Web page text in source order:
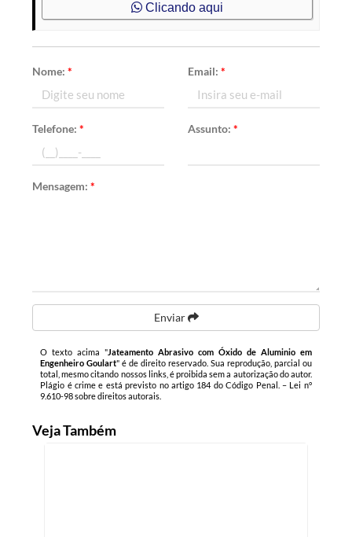
Clicando aqui
Nome:* Email: *
Telefone:* Assunto: *
Mensagem:*
Enviar
O texto acima "Jateamento Abrasivo com Óxido de Aluminio em
Engenheiro Goulart" é de direito reservado. Sua reprodução, parcial ou
total, mesmo citando nossos links, é proibida sem a autorização do autor.
Plágio é crime e está previsto no artigo 184 do Código Penal. – Lei n°
9.610-98 sobre direitos autorais
Veja Também